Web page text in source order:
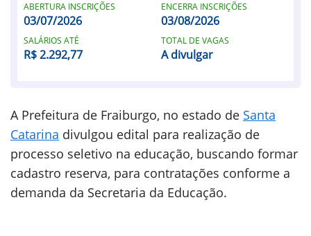
A Prefeitura de Fraiburgo, no estado de Santa
Catarina divulgou edital para realização de
processo seletivo na educação, buscando formar
cadastro reserva, para contratações conforme a
demanda da Secretaria da Educação.
ABERTURA INSCRIÇÕES
03/07/2026
ENCERRA INSCRIÇÕES
03/08/2026
SALÁRIOS ATÉ
R$ 2.292,77
TOTAL DE VAGAS
A divulgar